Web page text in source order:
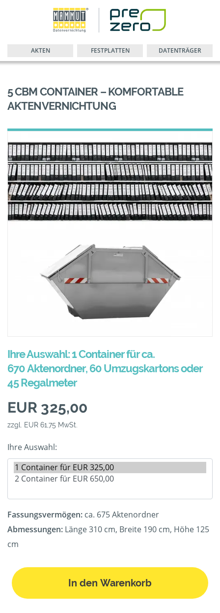
AKTEN FESTPLATTEN DATENTRÄGER
5 CBM CONTAINER – KOMFORTABLE
AKTENVERNICHTUNG
Ihre Auswahl: 1 Container für ca.
670 Aktenordner, 60 Umzugskartons oder
45 Regalmeter
EUR 325,00
zzgl. EUR 61,75 MwSt.
Ihre Auswahl:
Fassungsvermögen: ca. 675 Aktenordner
Abmessungen: Länge 310 cm, Breite 190 cm, Höhe 125
cm
In den Warenkorb